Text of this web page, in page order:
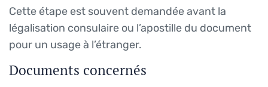
Cette étape est souvent demandée avant la
légalisation consulaire ou l’apostille du document
pour un usage à l’étranger.
Documents concernés